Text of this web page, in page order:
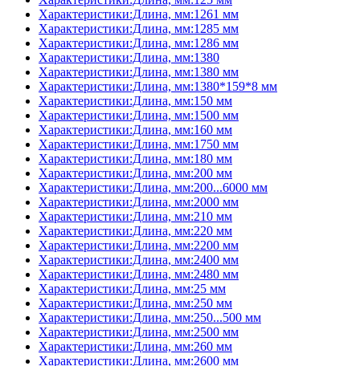
Характеристики:Длина, мм:1261 мм
Характеристики:Длина, мм:1285 мм
Характеристики:Длина, мм:1286 мм
Характеристики:Длина, мм:1380
Характеристики:Длина, мм:1380 мм
Характеристики:Длина, мм:1380*159*8 мм
Характеристики:Длина, мм:150 мм
Характеристики:Длина, мм:1500 мм
Характеристики:Длина, мм:160 мм
Характеристики:Длина, мм:1750 мм
Характеристики:Длина, мм:180 мм
Характеристики:Длина, мм:200 мм
Характеристики:Длина, мм:200...6000 мм
Характеристики:Длина, мм:2000 мм
Характеристики:Длина, мм:210 мм
Характеристики:Длина, мм:220 мм
Характеристики:Длина, мм:2200 мм
Характеристики:Длина, мм:2400 мм
Характеристики:Длина, мм:2480 мм
Характеристики:Длина, мм:25 мм
Характеристики:Длина, мм:250 мм
Характеристики:Длина, мм:250...500 мм
Характеристики:Длина, мм:2500 мм
Характеристики:Длина, мм:260 мм
Характеристики:Длина, мм:2600 мм